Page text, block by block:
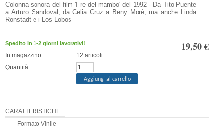
Colonna sonora del film 'I re del mambo' del 1992 - Da Tito Puente
a Arturo Sandoval, da Celia Cruz a Beny Morè, ma anche Linda
Ronstadt e i Los Lobos
19,50 €
Spedito in 1-2 giorni lavorativi!
In magazzino: 12 articoli
Quantità:
CARATTERISTICHE
Formato Vinile